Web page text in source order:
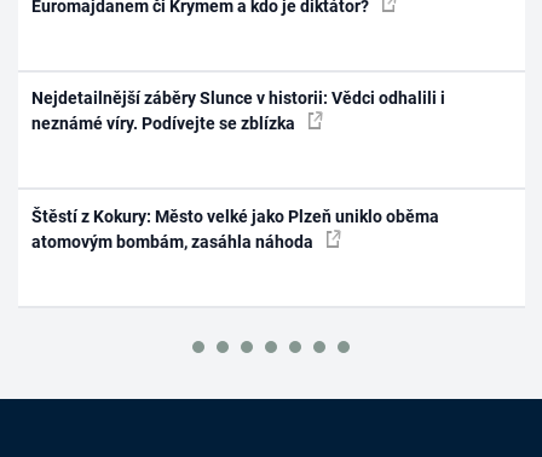
Euromajdanem či Krymem a kdo je diktátor?
Nejdetailnější záběry Slunce v historii: Vědci odhalili i
neznámé víry. Podívejte se zblízka
Štěstí z Kokury: Město velké jako Plzeň uniklo oběma
atomovým bombám, zasáhla náhoda